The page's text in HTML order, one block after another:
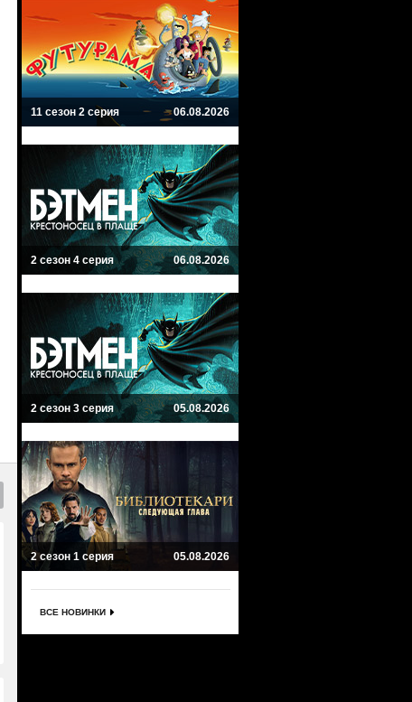
11 сезон 2 серия 06.08.2026
2 сезон 4 серия 06.08.2026
2 сезон 3 серия 05.08.2026
2 сезон 1 серия 05.08.2026
ВСЕ НОВИНКИ